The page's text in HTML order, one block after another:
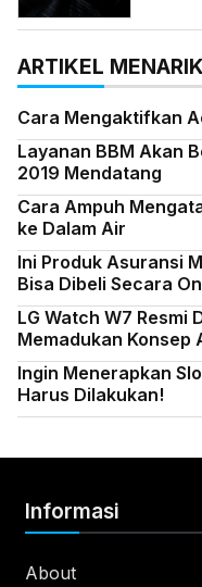
ARTIKEL
Cara Mengaktifkan
Layanan BBM Akan
2019 Mendatang
Cara Ampuh
ke Dalam Air
Ini Produk Asuransi
Bisa Dibeli Secara
LG Watch W7 Resmi
Memadukan Konsep
Ingin Menerapkan
Harus Dilakukan!
Informasi
About